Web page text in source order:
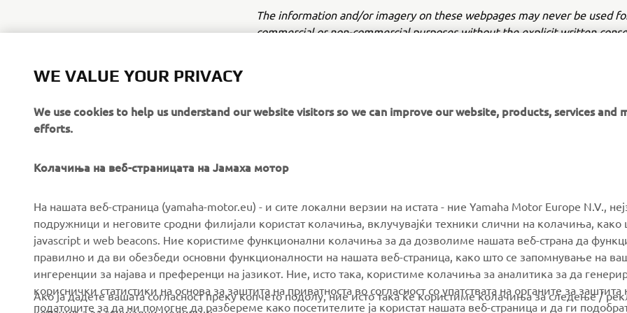
The information and/or imagery on these webpages may never be used
commercial or non-commercial purposes without the explicit written
CORPORATE
About us
News
Events
FOR BUSINESS
eBike systems
Authorities & Police
Golfcourses
MORE YAMAHA
MyYamaha
Yamaha Racing
SUPPORT
Parts Catalogue
Book Maintenance
Dealer locator
WE VALUE YOUR PRIVACY
We use cookies to help us understand our website visitors so we can improve our website, products, services and
efforts.
Колачиња на веб-страницата на Јамаха мотор
На нашата веб-страница (yamaha-motor.eu) - и сите локални верзии на истата - ние Yamaha Motor Europe N.V.,
подружници и неговите сродни филијали користат колачиња, вклучувајќи техники слични на колачиња, како
javascript и web beacons. Ние користиме функционални колачиња за да дозволиме нашата веб-страна да
правилно и да ви обезбеди основни функционалности на нашата веб-страница, како што се запомнување на
ингеренции за најава и преференци на јазикот. Ние, исто така, користиме колачиња за аналитика за да
кориснички статистики на основа за заштита на приватноста во согласност со упатствата на органите за заштита
податоците за да ни помогне да разбереме како посетителите ја користат нашата веб-страница и да ги
Ако ја дадете вашата согласност преку копчето подолу, ние исто така ќе користиме колачиња за следење /